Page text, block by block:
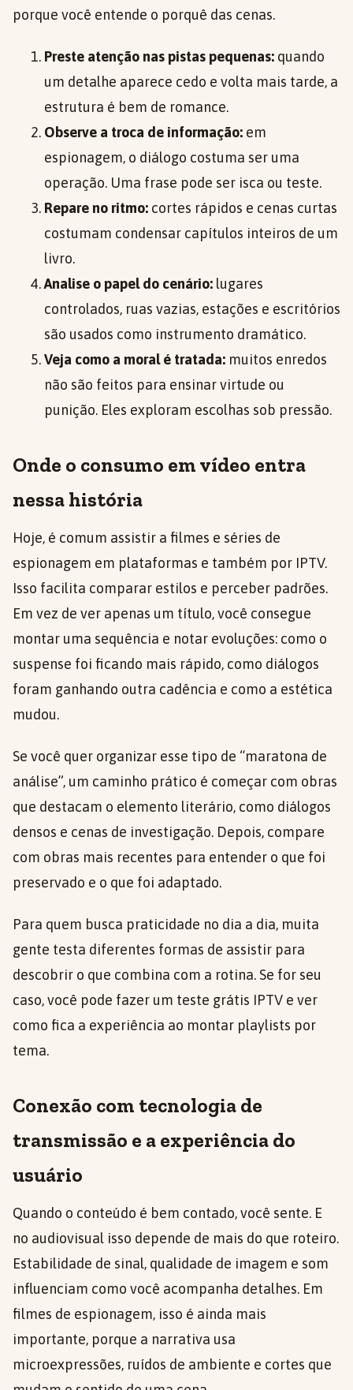
porque você entende o porquê das cenas.
Preste atenção nas pistas pequenas: quando
um detalhe aparece cedo e volta mais tarde, a
estrutura é bem de romance.
Observe a troca de informação: em
espionagem, o diálogo costuma ser uma
operação. Uma frase pode ser isca ou teste.
Repare no ritmo: cortes rápidos e cenas curtas
costumam condensar capítulos inteiros de um
livro.
Analise o papel do cenário: lugares
controlados, ruas vazias, estações e escritórios
são usados como instrumento dramático.
Veja como a moral é tratada: muitos enredos
não são feitos para ensinar virtude ou
punição. Eles exploram escolhas sob pressão.
Onde o consumo em vídeo entra
nessa história
Hoje, é comum assistir a filmes e séries de
espionagem em plataformas e também por IPTV.
Isso facilita comparar estilos e perceber padrões.
Em vez de ver apenas um título, você consegue
montar uma sequência e notar evoluções: como o
suspense foi ficando mais rápido, como diálogos
foram ganhando outra cadência e como a estética
mudou.
Se você quer organizar esse tipo de “maratona de
análise”, um caminho prático é começar com obras
que destacam o elemento literário, como diálogos
densos e cenas de investigação. Depois, compare
com obras mais recentes para entender o que foi
preservado e o que foi adaptado.
Para quem busca praticidade no dia a dia, muita
gente testa diferentes formas de assistir para
descobrir o que combina com a rotina. Se for seu
caso, você pode fazer um teste grátis IPTV e ver
como fica a experiência ao montar playlists por
tema.
Conexão com tecnologia de
transmissão e a experiência do
usuário
Quando o conteúdo é bem contado, você sente. E
no audiovisual isso depende de mais do que roteiro.
Estabilidade de sinal, qualidade de imagem e som
influenciam como você acompanha detalhes. Em
filmes de espionagem, isso é ainda mais
importante, porque a narrativa usa
microexpressões, ruídos de ambiente e cortes que